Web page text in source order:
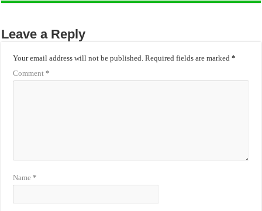
Leave a Reply
Your email address will not be published. Required fields are marked*
Comment*
Name*